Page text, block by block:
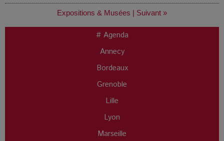
Expositions & Musées | Suivant »
# Agenda
Annecy
Bordeaux
Grenoble
Lille
Lyon
Marseille